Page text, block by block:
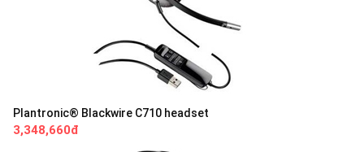
Plantronic® Blackwire C710 headset
3,348,660đ